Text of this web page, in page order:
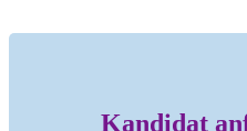
Kandidat